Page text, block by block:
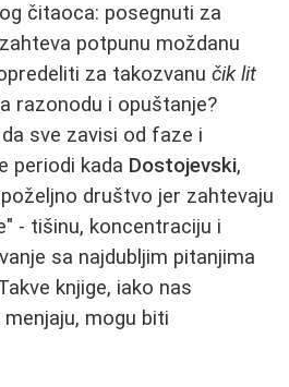
čitaoca: posegnuti za
potpunu moždanu
za takozvanu čik lit
razonodu i opuštanje?
sve zavisi od faze i
periodi kada Dostojevski,
društvo jer zahtevaju
- tišinu, koncentraciju i
sa najdubljim pitanjima
knjige, iako nas
mogu biti